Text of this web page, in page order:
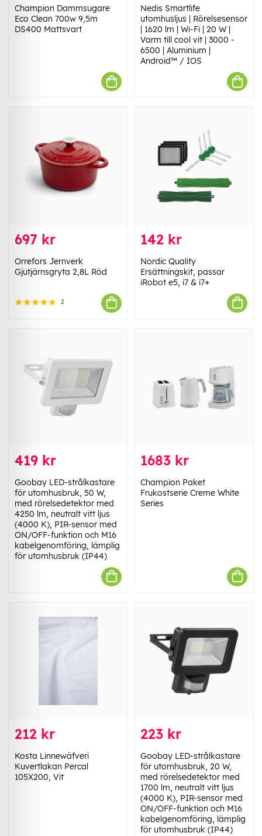
Champion Dammsugare
Eco Clean 700w 9,5m
DS400 Mattsvart
Nedis Smartlife
utomhusljus | Rörelsesensor
| 1620 lm | Wi-Fi | 20 W |
Varm till cool vit | 3000 -
6500 | Aluminium |
Android™ / IOS
697 kr
Orrefors Jernverk
Gjutjärnsgryta 2,8L Röd
2
142 kr
Nordic Quality
Ersättningskit, passar
iRobot e5, i7 & i7+
419 kr
Goobay LED-strålkastare
för utomhusbruk, 50 W,
med rörelsedetektor med
4250 lm, neutralt vitt ljus
(4000 K), PIR-sensor med
ON/OFF-funktion och M16
kabelgenomföring, lämplig
för utomhusbruk (IP44)
1683 kr
Champion Paket
Frukostserie Creme White
Series
212 kr
Kosta Linnewäfveri
Kuvertlakan Percal
105X200, Vit
223 kr
Goobay LED-strålkastare
för utomhusbruk, 20 W,
med rörelsedetektor med
1700 lm, neutralt vitt ljus
(4000 K), PIR-sensor med
ON/OFF-funktion och M16
kabelgenomföring, lämplig
för utomhusbruk (IP44)